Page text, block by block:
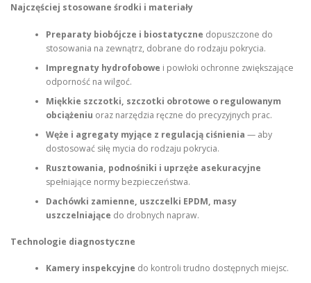
Najczęściej stosowane środki i materiały
Preparaty biobójcze i biostatyczne dopuszczone do
stosowania na zewnątrz, dobrane do rodzaju pokrycia.
Impregnaty hydrofobowe i powłoki ochronne zwiększające
odporność na wilgoć.
Miękkie szczotki, szczotki obrotowe o regulowanym
obciążeniu oraz narzędzia ręczne do precyzyjnych prac.
Węże i agregaty myjące z regulacją ciśnienia — aby
dostosować siłę mycia do rodzaju pokrycia.
Rusztowania, podnośniki i uprzęże asekuracyjne
spełniające normy bezpieczeństwa.
Dachówki zamienne, uszczelki EPDM, masy
uszczelniające do drobnych napraw.
Technologie diagnostyczne
Kamery inspekcyjne do kontroli trudno dostępnych miejsc.